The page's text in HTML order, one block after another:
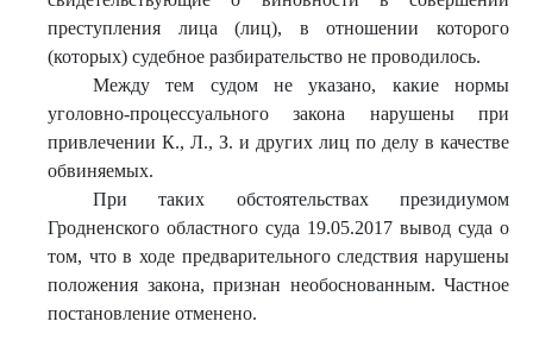
преступления лица (лиц), в отношении которого
(которых) судебное разбирательство не проводилось.
Между тем судом не указано, какие нормы
уголовно-процессуального закона нарушены при
привлечении К., Л., З. и других лиц по делу в качестве
обвиняемых.
При таких обстоятельствах президиумом
Гродненского областного суда 19.05.2017 вывод суда о
том, что в ходе предварительного следствия нарушены
положения закона, признан необоснованным. Частное
постановление отменено.